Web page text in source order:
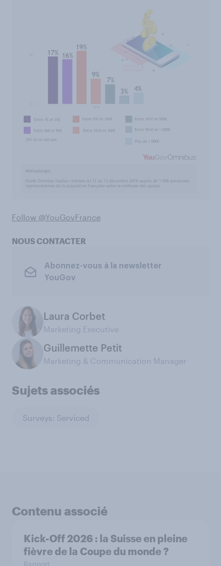
Follow @YouGovFrance
NOUS CONTACTER
Abonnez-vous à la newsletter
YouGov
Laura Corbet
Marketing Executive
Guillemette Petit
Marketing & Communication Manager
Sujets associés
Surveys: Serviced
Contenu associé
Kick-Off 2026 : la Suisse en pleine
fièvre de la Coupe du monde ?
Rapport